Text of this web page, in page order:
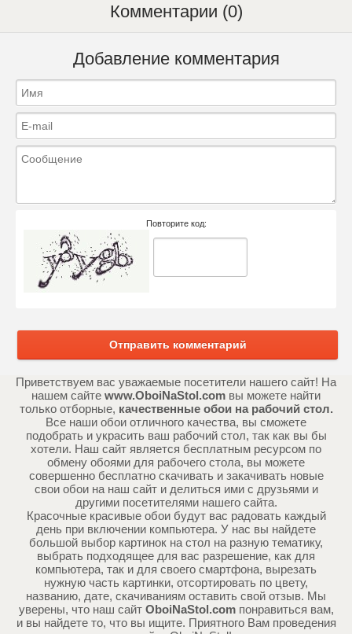
Комментарии (0)
Добавление комментария
Повторите код:
Отправить комментарий
Приветствуем вас уважаемые посетители нашего сайт! На
нашем сайте www.OboiNaStol.com вы можете найти
только отборные, качественные обои на рабочий стол.
Все наши обои отличного качества, вы сможете
подобрать и украсить ваш рабочий стол, так как вы бы
хотели. Наш сайт является бесплатным ресурсом по
обмену обоями для рабочего стола, вы можете
совершенно бесплатно скачивать и закачивать новые
свои обои на наш сайт и делиться ими с друзьями и
другими посетителями нашего сайта.
Красочные красивые обои будут вас радовать каждый
день при включении компьютера. У нас вы найдете
большой выбор картинок на стол на разную тематику,
выбрать подходящее для вас разрешение, как для
компьютера, так и для своего смартфона, вырезать
нужную часть картинки, отсортировать по цвету,
названию, дате, скачиваниям оставить свой отзыв. Мы
уверены, что наш сайт OboiNaStol.comпонравиться вам,
и вы найдете то, что вы ищите. Приятного Вам проведения